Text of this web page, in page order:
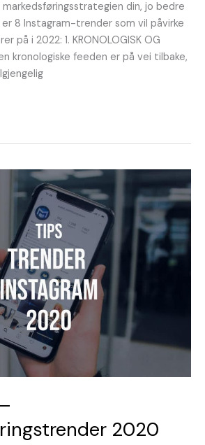
din, jo bedre
8 Instagram-trender som vil påvirke
på i 2022: 1. KRONOLOGISK OG
kronologiske feeden er på vei tilbake,
2020